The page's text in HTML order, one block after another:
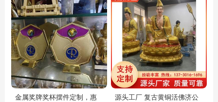
金属奖牌奖杯摆件定制，惠
源头工厂 复古黄铜活佛济公